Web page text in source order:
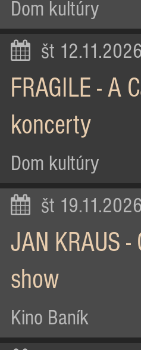
Dom kultúry
št 12.11.2026
FRAGILE - A
koncerty
Dom kultúry
št 19.11.2026
JAN KRAUS -
show
Kino Baník